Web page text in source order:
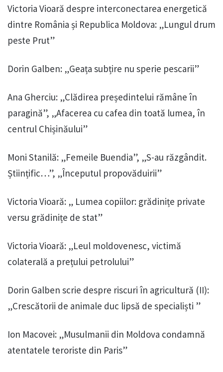
Victoria Vioară despre interconectarea energetică
dintre România și Republica Moldova: „Lungul drum
peste Prut”
Dorin Galben: „Geața subțire nu sperie pescarii”
Ana Gherciu: „Clădirea președintelui rămâne în
paragină”, „Afacerea cu cafea din toată lumea, în
centrul Chișinăului”
Moni Stanilă: „Femeile Buendia”, „S-au răzgândit.
Științific…”, „Începutul propovăduirii”
Victoria Vioară: „ Lumea copiilor: grădinițe private
versu grădinițe de stat”
Victoria Vioară: „Leul moldovenesc, victimă
colaterală a prețului petrolului”
Dorin Galben scrie despre riscuri în agricultură (II):
„Crescătorii de animale duc lipsă de specialiști ”
Ion Macovei: „Musulmanii din Moldova condamnă
atentatele teroriste din Paris”